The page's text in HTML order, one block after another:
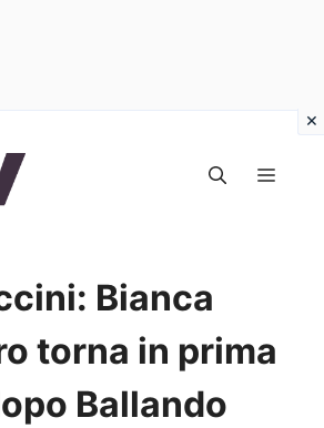
Bianca
torna in prima
Ballando